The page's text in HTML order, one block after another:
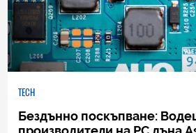
TECH
Бездънно поскъпване: